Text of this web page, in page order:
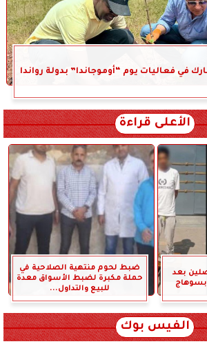
في فعاليات يوم “أوموجاندا” بدولة رواندا
الأعلى قراءة
بعد
بسوهاج
ضبط لحوم منتهية الصلاحية في
حملة مكبرة لضبط الأسواق معدة
للبيع والتداول...
الفيس بوك